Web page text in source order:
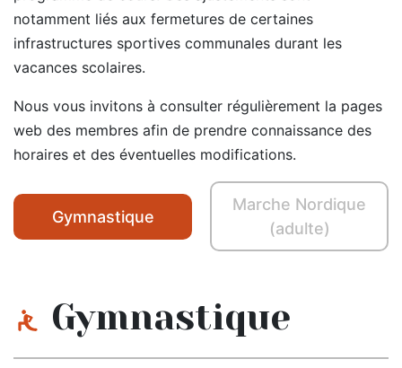
notamment liés aux fermetures de certaines
infrastructures sportives communales durant les
vacances scolaires.
Nous vous invitons à consulter régulièrement la pages
web des membres afin de prendre connaissance des
horaires et des éventuelles modifications.
Gymnastique
Marche Nordique
(adulte)
Gymnastique